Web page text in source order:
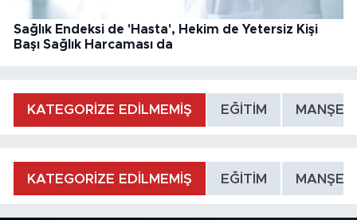
Sağlık Endeksi de 'Hasta', Hekim de Yetersiz Kişi
Başı Sağlık Harcaması da
KATEGORİZE EDİLMEMİŞ EĞİTİM MANŞET
KATEGORİZE EDİLMEMİŞ EĞİTİM MANŞET